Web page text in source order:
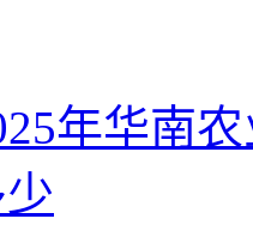
年华南